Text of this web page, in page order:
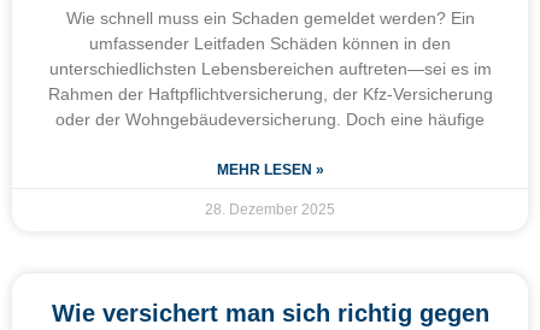
Wie schnell muss ein Schaden gemeldet werden? Ein
umfassender Leitfaden Schäden können in den
unterschiedlichsten Lebensbereichen auftreten—sei es im
Rahmen der Haftpflichtversicherung, der Kfz-Versicherung
oder der Wohngebäudeversicherung. Doch eine häufige
MEHR LESEN »
28. Dezember 2025
Wie versichert man sich richtig gegen